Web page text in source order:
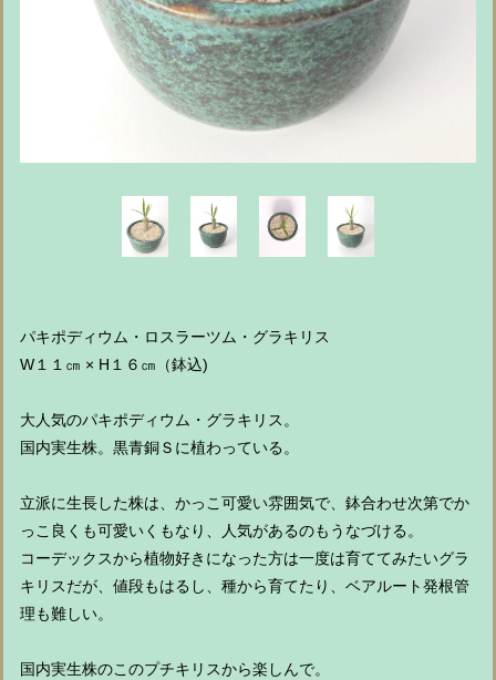
パキポディウム・ロスラーツム・グラキリス
W１１㎝ × H１６㎝（鉢込)
大人気のパキポディウム・グラキリス。
国内実生株。黒青銅Ｓに植わっている。
立派に生長した株は、かっこ可愛い雰囲気で、鉢合わせ次第でか
っこ良くも可愛いくもなり、人気があるのもうなづける。
コーデックスから植物好きになった方は一度は育ててみたいグラ
キリスだが、値段もはるし、種から育てたり、ベアルート発根管
理も難しい。
国内実生株のこのプチキリスから楽しんで。